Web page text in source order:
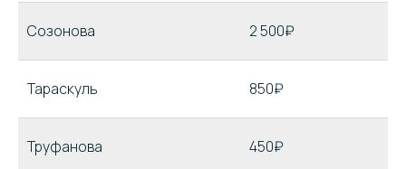
Созонова 2 500₽
Тараскуль 850₽
Труфанова 450₽